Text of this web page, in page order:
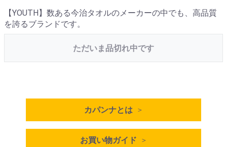
【YOUTH】数ある今治タオルのメーカーの中でも、高品質
を誇るブランドです。
ただいま品切れ中です
カパンナとは
お買い物ガイド